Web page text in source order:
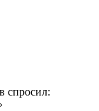
спросил: